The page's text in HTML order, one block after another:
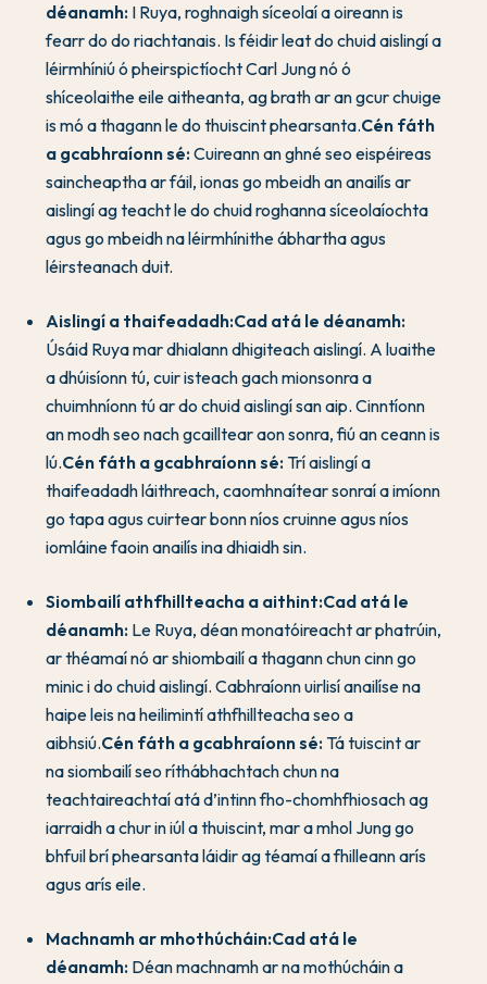
déanamh: I Ruya, roghnaigh síceolaí a oireann is
fearr do do riachtanais. Is féidir leat do chuid aislingí a
léirmhíniú ó pheirspictíocht Carl Jung nó ó
shíceolaithe eile aitheanta, ag brath ar an gcur chuige
is mó a thagann le do thuiscint phearsanta.Cén fáth
a gcabhraíonn sé:Cuireann an ghné seo eispéireas
saincheaptha ar fáil, ionas go mbeidh an anailís ar
aislingí ag teacht le do chuid roghanna síceolaíochta
agus go mbeidh na léirmhínithe ábhartha agus
léirsteanach duit.
Aislingí a thaifeadadh:Cad atá le déanamh:
Úsáid Ruya mar dhialann dhigiteach aislingí. A luaithe
a dhúisíonn tú, cuir isteach gach mionsonra a
chuimhníonn tú ar do chuid aislingí san aip. Cinntíonn
an modh seo nach gcailltear aon sonra, fiú an ceann is
lú.Cén fáth a gcabhraíonn sé: Trí aislingí a
thaifeadadh láithreach, caomhnaítear sonraí a imíonn
go tapa agus cuirtear bonn níos cruinne agus níos
iomláine faoin anailís ina dhiaidh sin.
Siombailí athfhillteacha a aithint:Cad atá le
déanamh: Le Ruya, déan monatóireacht ar phatrúin,
ar théamaí nó ar shiombailí a thagann chun cinn go
minic i do chuid aislingí. Cabhraíonn uirlisí anailíse na
haipe leis na heilimintí athfhillteacha seo a
aibhsiú.Cén fáth a gcabhraíonn sé: Tá tuiscint ar
na siombailí seo ríthábhachtach chun na
teachtaireachtaí atá d’intinn fho-chomhfhiosach ag
iarraidh a chur in iúl a thuiscint, mar a mhol Jung go
bhfuil brí phearsanta láidir ag téamaí a fhilleann arís
agus arís eile.
Machnamh ar mhothúcháin:Cad atá le
déanamh: Déan machnamh ar na mothúcháin a